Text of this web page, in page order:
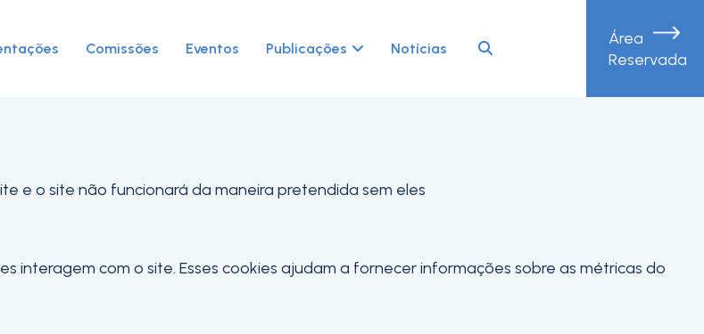
website.
para lhe oferecer uma boa experiência de navegação e acesso a todas as
e o site não funcionará da maneira pretendida sem eles
interagem com o site. Esses cookies ajudam a fornecer informações sobre as métricas do
Comissões Eventos Publicações Notícias
Área
Reservada